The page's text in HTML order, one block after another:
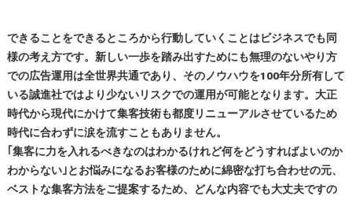
できることをできるところから行動していくことはビジネスでも同
様の考え方です。新しい一歩を踏み出すためにも無理のないやり方
での広告運用は全世界共通であり、そのノウハウを100年分所有して
いる誠進社ではより少ないリスクでの運用が可能となります。大正
時代から現代にかけて集客技術も都度リニューアルさせているため
時代に合わずに涙を流すこともありません。
｢集客に力を入れるべきなのはわかるけれど何をどうすればよいのか
わからない｣とお悩みになるお客様のために綿密な打ち合わせの元、
ベストな集客方法をご提案するため、どんな内容でも大丈夫ですの